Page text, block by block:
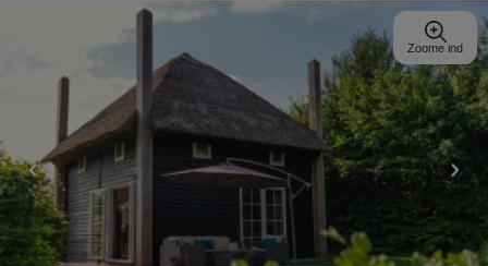
Zoome ind